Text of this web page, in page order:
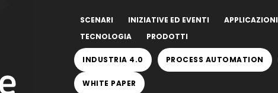
SCENARI INIZIATIVE ED EVENTI APPLICAZIONI
TECNOLOGIA
PRODOTTI
INDUSTRIA 4.0 PROCESS AUTOMATION
WHITE PAPER